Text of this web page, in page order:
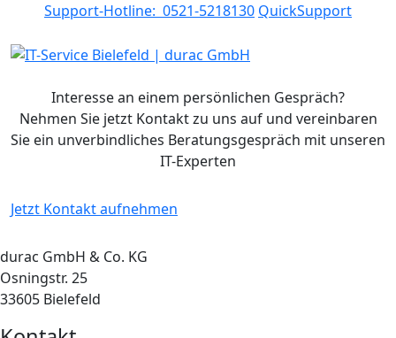
Support-Hotline: 0521-5218130 QuickSupport
Interesse an einem persönlichen Gespräch?
Nehmen Sie jetzt Kontakt zu uns auf und vereinbaren
Sie ein unverbindliches Beratungsgespräch mit unseren
IT-Experten
Jetzt Kontakt aufnehmen
durac GmbH & Co. KG
Osningstr. 25
33605 Bielefeld